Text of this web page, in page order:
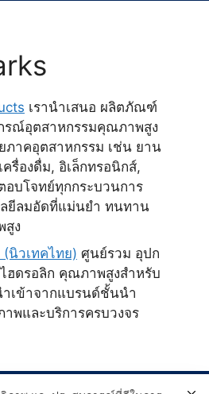
เรานำเสนอ ผลิตภัณฑ์
รณ์อุตสาหกรรมคุณภาพสูง
ภาคอุตสาหกรรม เช่น ยาน
รื่องดื่ม, อิเล็กทรอนิกส์,
อบโจทย์ทุกกระบวนการ
ยีลมอัดที่แม่นยำ ทนทาน
สูง
(นิวเทคไทย) ศูนย์รวม อุปก
ฮดรอลิก คุณภาพสูงสำหรับ
เข้าจากแบรนด์ชั้นนำ
พและบริการครบวงจร